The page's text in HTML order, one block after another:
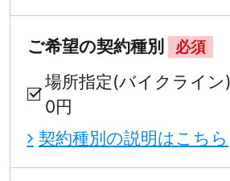
ご希望の契約種別 必須
場所指定(バイクライ
0円
契約種別の説明はこちら